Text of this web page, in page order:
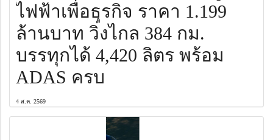
ไฟฟ้าเพื่อธุรกิจ ราคา 1.199
ล้านบาท วิ่งไกล 384 กม.
บรรทุกได้ 4,420 ลิตร พร้อม
ADAS ครบ
4 ส.ค. 2569